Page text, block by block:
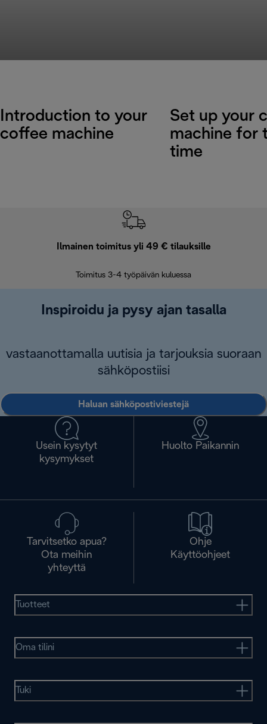
Introduction to your
coffee machine
Set up your
machine for
time
Ilmainen toimitus yli 49 € tilauksille
Toimitus 3-4 työpäivän kuluessa
Inspiroidu ja pysy ajan tasalla
vastaanottamalla uutisia ja tarjouksia suoraan
sähköpostiisi
Haluan sähköpostiviestejä
Usein kysytyt
kysymykset
Huolto Paikannin
Tarvitsetko apua?
Ota meihin
yhteyttä
Ohje
Käyttöohjeet
Tuotteet
Oma tilini
Tuki